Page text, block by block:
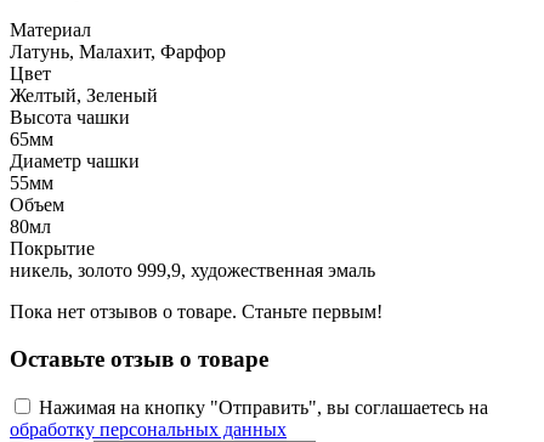
Материал
Латунь, Малахит, Фарфор
Цвет
Желтый, Зеленый
Высота чашки
65мм
Диаметр чашки
55мм
Объем
80мл
Покрытие
никель, золото 999,9, художественная эмаль
Пока нет отзывов о товаре. Станьте первым!
Оставьте отзыв о товаре
Нажимая на кнопку "Отправить", вы соглашаетесь на
обработку персональных данных